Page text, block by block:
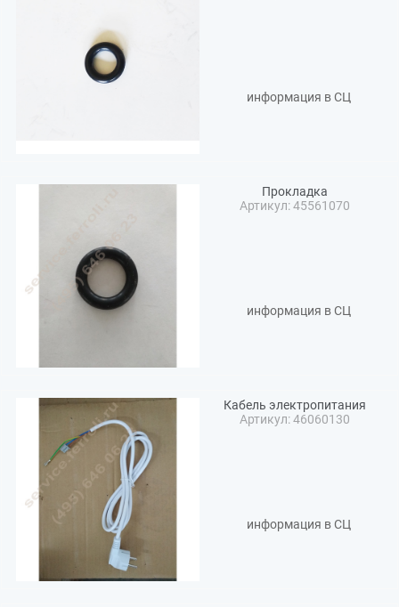
информация в СЦ
Прокладка
Артикул: 45561070
информация в СЦ
Кабель электропитания
Артикул: 46060130
информация в СЦ